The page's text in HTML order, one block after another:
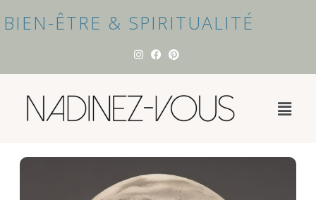
BIEN-ÊTRE & SPIRITUALITÉ